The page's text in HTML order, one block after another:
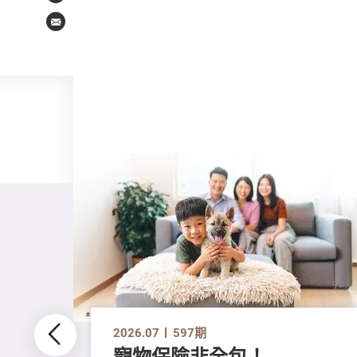
Email
2026.07 597期